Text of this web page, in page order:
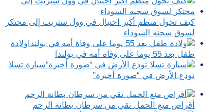
كيف تحول منظم أكبر احتيال في وول ستريت إلى محتكر
لسوق سجنه السوداء
ولادة
طفل بعد 55 يوما على وفاة أمه في بولندا
سيارة تسلا
تودع الأرض في “صورة أخيرة”
أقراص منع الحمل تقي من سرطان بطانة الرحم